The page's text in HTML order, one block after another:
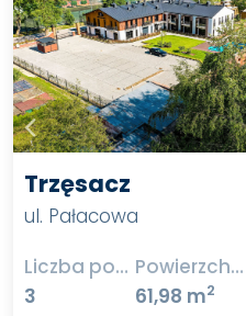
Trzęsacz
ul. Pałacowa
Liczba pokoi
3
Powierzchnia
61,98 m2